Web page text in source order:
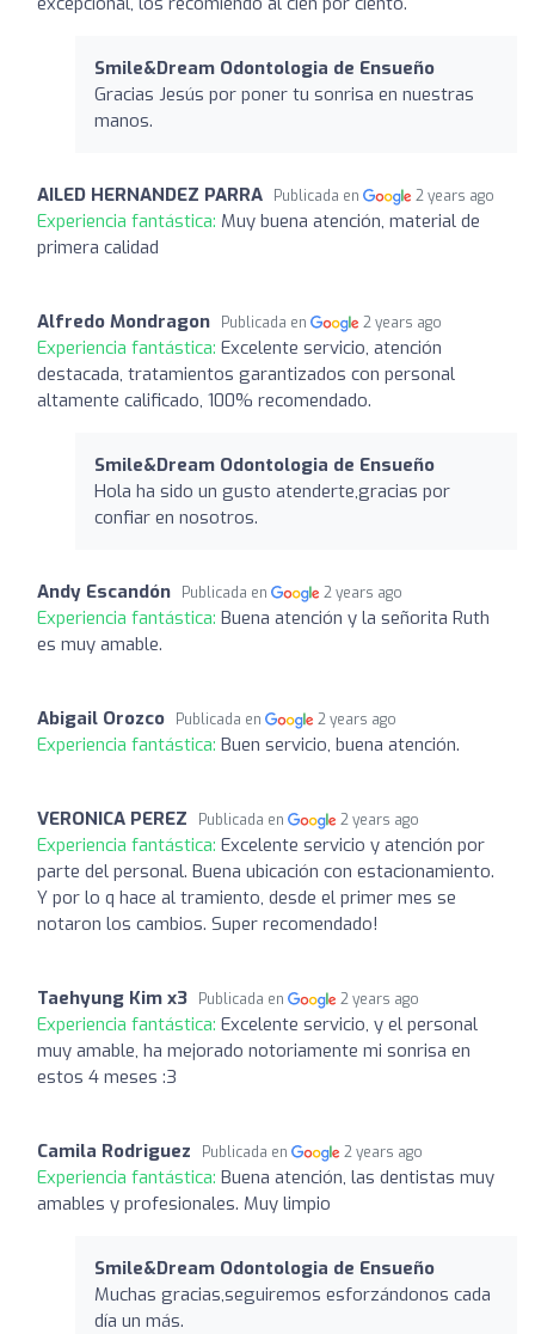
Smile&Dream Odontologia de Ensueño
Gracias Jesús por poner tu sonrisa en nuestras
manos.
AILED HERNANDEZ PARRA Publicada en 2 years ago
Experiencia fantástica: Muy buena atención, material de
primera calidad
Alfredo Mondragon Publicada en 2 years ago
Experiencia fantástica: Excelente servicio, atención
destacada, tratamientos garantizados con personal
altamente calificado, 100% recomendado.
Smile&Dream Odontologia de Ensueño
Hola ha sido un gusto atenderte,gracias por
confiar en nosotros.
Andy Escandón Publicada en 2 years ago
Experiencia fantástica: Buena atención y la señorita Ruth
es muy amable.
Abigail Orozco Publicada en 2 years ago
Experiencia fantástica: Buen servicio, buena atención.
VERONICA PEREZ Publicada en 2 years ago
Experiencia fantástica: Excelente servicio y atención por
parte del personal. Buena ubicación con estacionamiento.
Y por lo q hace al tramiento, desde el primer mes se
notaron los cambios. Super recomendado!
Taehyung Kim x3 Publicada en 2 years ago
Experiencia fantástica: Excelente servicio, y el personal
muy amable, ha mejorado notoriamente mi sonrisa en
estos 4 meses :3
Camila Rodriguez Publicada en 2 years ago
Experiencia fantástica: Buena atención, las dentistas muy
amables y profesionales. Muy limpio
Smile&Dream Odontologia de Ensueño
Muchas gracias,seguiremos esforzándonos cada
día un más.